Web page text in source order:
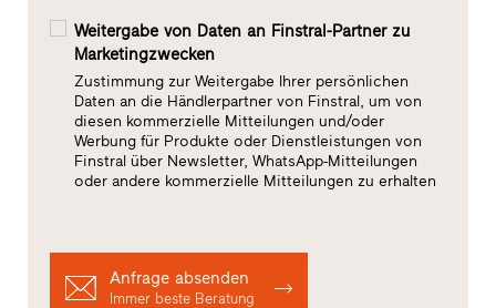
Weitergabe von Daten an Finstral-Partner zu
Marketingzwecken
Zustimmung zur Weitergabe Ihrer persönlichen
Daten an die Händlerpartner von Finstral, um von
diesen kommerzielle Mitteilungen und/oder
Werbung für Produkte oder Dienstleistungen von
Finstral über Newsletter, WhatsApp-Mitteilungen
oder andere kommerzielle Mitteilungen zu erhalten
Anfrage absenden
Immer beste Beratung